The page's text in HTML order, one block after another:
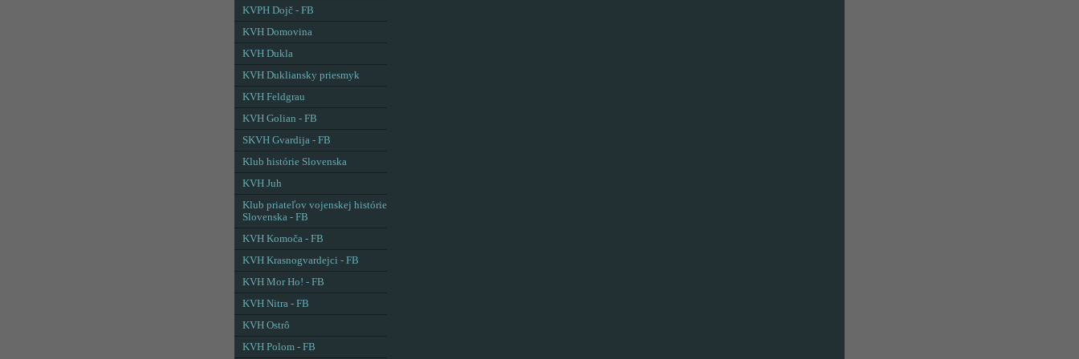
KVPH Dojč - FB
KVH Domovina
KVH Dukla
KVH Dukliansky priesmyk
KVH Feldgrau
KVH Golian - FB
SKVH Gvardija - FB
Klub histórie Slovenska
KVH Juh
Klub priateľov vojenskej histórie
Slovenska - FB
KVH Komoča - FB
KVH Krasnogvardejci - FB
KVH Mor Ho! - FB
KVH Nitra - FB
KVH Ostrô
KVH Polom - FB